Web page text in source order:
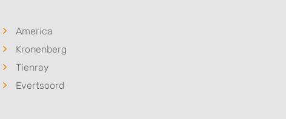
America
Kronenberg
Tienray
Evertsoord